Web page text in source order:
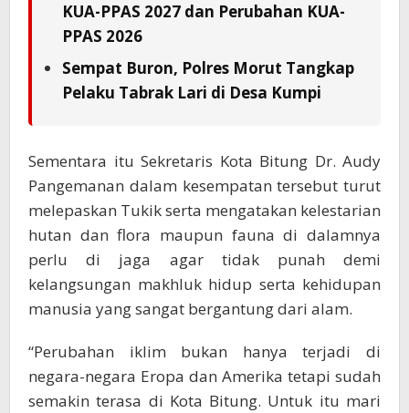
KUA-PPAS 2027 dan Perubahan KUA-
PPAS 2026
Sempat Buron, Polres Morut Tangkap
Pelaku Tabrak Lari di Desa Kumpi
Sementara itu Sekretaris Kota Bitung Dr. Audy
Pangemanan dalam kesempatan tersebut turut
melepaskan Tukik serta mengatakan kelestarian
hutan dan flora maupun fauna di dalamnya
perlu di jaga agar tidak punah demi
kelangsungan makhluk hidup serta kehidupan
manusia yang sangat bergantung dari alam.
“Perubahan iklim bukan hanya terjadi di
negara-negara Eropa dan Amerika tetapi sudah
semakin terasa di Kota Bitung. Untuk itu mari